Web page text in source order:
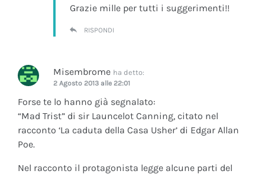
Grazie mille per tutti i suggerimenti!!
RISPONDI
Misembrome ha detto:
2 Agosto 2013 alle 22:01
Forse te lo hanno già segnalato:
“Mad Trist” di sir Launcelot Canning, citato nel
racconto ‘La caduta della Casa Usher’ di Edgar Allan
Poe.
Nel racconto il protagonista legge alcune parti del